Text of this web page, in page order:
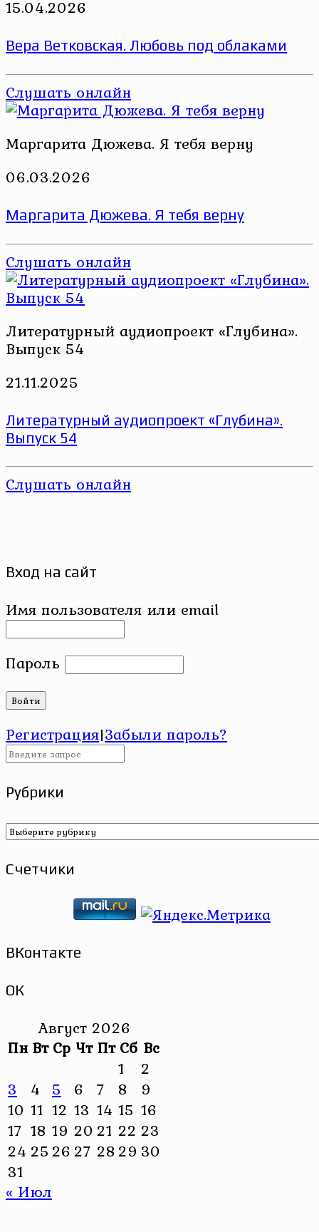
15.04.2026
Вера Ветковская. Любовь под облаками
Слушать онлайн
Маргарита Дюжева. Я тебя верну
06.03.2026
Маргарита Дюжева. Я тебя верну
Слушать онлайн
Литературный аудиопроект «Глубина».
Выпуск 54
21.11.2025
Литературный аудиопроект «Глубина».
Выпуск 54
Слушать онлайн
Вход на сайт
Имя пользователя или email
Пароль
Регистрация|Забыли пароль?
Рубрики
Рубрики
Счетчики
ВКонтакте
ОК
Август 2026
Пн Вт Ср Чт Пт Сб Вс
1
2
3
4 5 6 7 8
9
10 11 12 13 14 15 16
17 18 19 20 21 22 23
24 2526 27 2829 30
31
« Июл